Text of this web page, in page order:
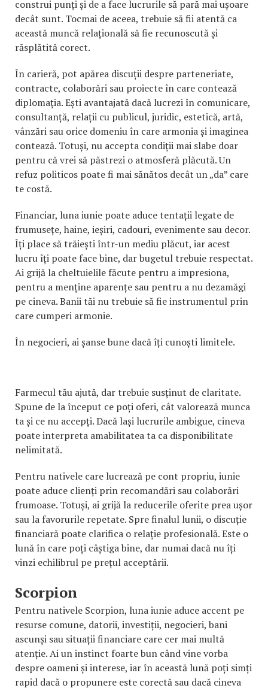
construi punți și de a face lucrurile să pară mai ușoare
decât sunt. Tocmai de aceea, trebuie să fii atentă ca
această muncă relațională să fie recunoscută și
răsplătită corect.
În carieră, pot apărea discuții despre parteneriate,
contracte, colaborări sau proiecte în care contează
diplomația. Ești avantajată dacă lucrezi în comunicare,
consultanță, relații cu publicul, juridic, estetică, artă,
vânzări sau orice domeniu în care armonia și imaginea
contează. Totuși, nu accepta condiții mai slabe doar
pentru că vrei să păstrezi o atmosferă plăcută. Un
refuz politicos poate fi mai sănătos decât un „da” care
te costă.
Financiar, luna iunie poate aduce tentații legate de
frumusețe, haine, ieșiri, cadouri, evenimente sau decor.
Îți place să trăiești într-un mediu plăcut, iar acest
lucru îți poate face bine, dar bugetul trebuie respectat.
Ai grijă la cheltuielile făcute pentru a impresiona,
pentru a menține aparențe sau pentru a nu dezamăgi
pe cineva. Banii tăi nu trebuie să fie instrumentul prin
care cumperi armonie.
În negocieri, ai șanse bune dacă îți cunoști limitele.
Farmecul tău ajută, dar trebuie susținut de claritate.
Spune de la început ce poți oferi, cât valorează munca
ta și ce nu accepți. Dacă lași lucrurile ambigue, cineva
poate interpreta amabilitatea ta ca disponibilitate
nelimitată.
Pentru nativele care lucrează pe cont propriu, iunie
poate aduce clienți prin recomandări sau colaborări
frumoase. Totuși, ai grijă la reducerile oferite prea ușor
sau la favorurile repetate. Spre finalul lunii, o discuție
financiară poate clarifica o relație profesională. Este o
lună în care poți câștiga bine, dar numai dacă nu îți
vinzi echilibrul pe prețul acceptării.
Scorpion
Pentru nativele Scorpion, luna iunie aduce accent pe
resurse comune, datorii, investiții, negocieri, bani
ascunși sau situații financiare care cer mai multă
atenție. Ai un instinct foarte bun când vine vorba
despre oameni și interese, iar în această lună poți simți
rapid dacă o propunere este corectă sau dacă cineva